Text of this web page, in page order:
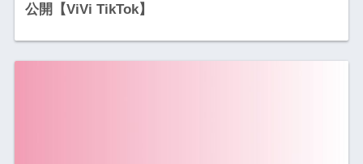
公開【ViVi TikTok】